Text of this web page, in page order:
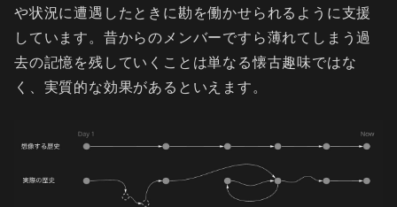
や状況に遭遇したときに勘を働かせられるように支援
しています。昔からのメンバーですら薄れてしまう過
去の記憶を残していくことは単なる懐古趣味ではな
く、実質的な効果があるといえます。